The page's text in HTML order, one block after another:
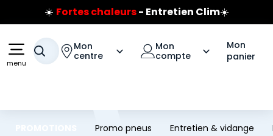
Aller au contenu principal
Aller à la navigation
☀️ Fortes chaleurs- Entretien Clim☀️
Prix coûtant pneus Bridgestone
🔥
Jusqu'à 120€ remboursés
sur les pneus Bridgestone
menu
Votre recherche
Mon
centre
Mon
compte
Mon
panier
Promo pneus Entretien & vidange